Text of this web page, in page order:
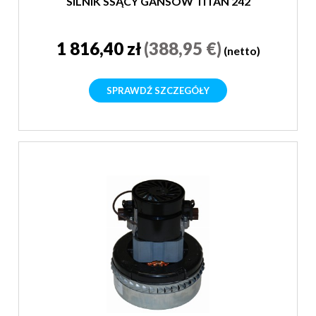
1 816,40 zł(388,95 €) (netto)
SPRAWDŹ SZCZEGÓŁY